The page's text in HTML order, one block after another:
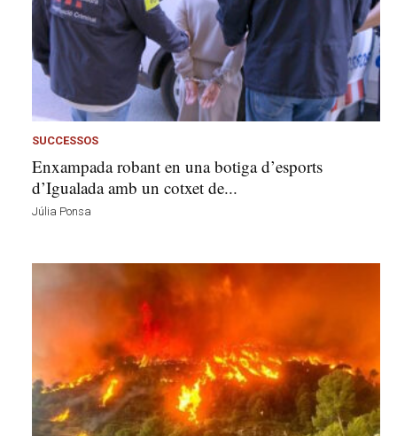
SUCCESSOS
Enxampada robant en una botiga d’esports
d’Igualada amb un cotxet de...
Júlia Ponsa